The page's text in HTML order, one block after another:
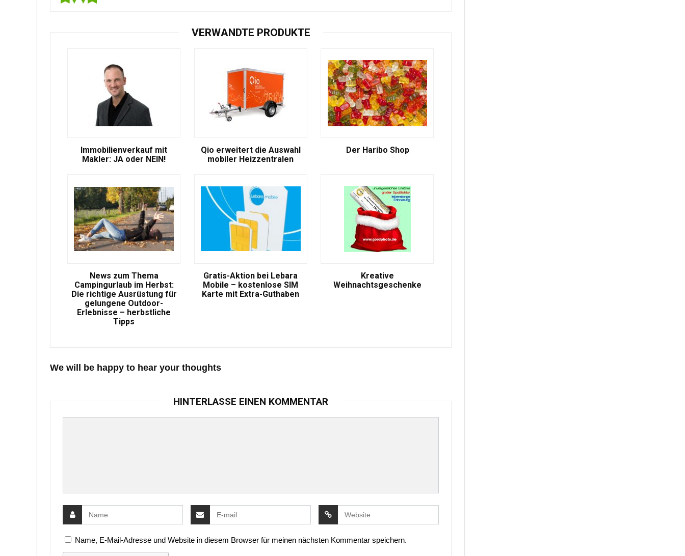
VERWANDTE PRODUKTE
Immobilienverkauf mit
Makler: JA oder NEIN!
Qio erweitert die Auswahl
mobiler Heizzentralen
Der Haribo Shop
News zum Thema
Campingurlaub im Herbst:
Die richtige Ausrüstung für
gelungene Outdoor-
Erlebnisse – herbstliche
Tipps
Gratis-Aktion bei Lebara
Mobile – kostenlose SIM
Karte mit Extra-Guthaben
Kreative
Weihnachtsgeschenke
We will be happy to hear your thoughts
HINTERLASSE EINEN KOMMENTAR
Name, E-Mail-Adresse und Website in diesem Browser für meinen nächsten Kommentar speichern.